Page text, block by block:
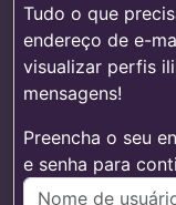
Tudo o que
endereço de e-
visualizar perfis
mensagens!
Preencha o seu
e senha para